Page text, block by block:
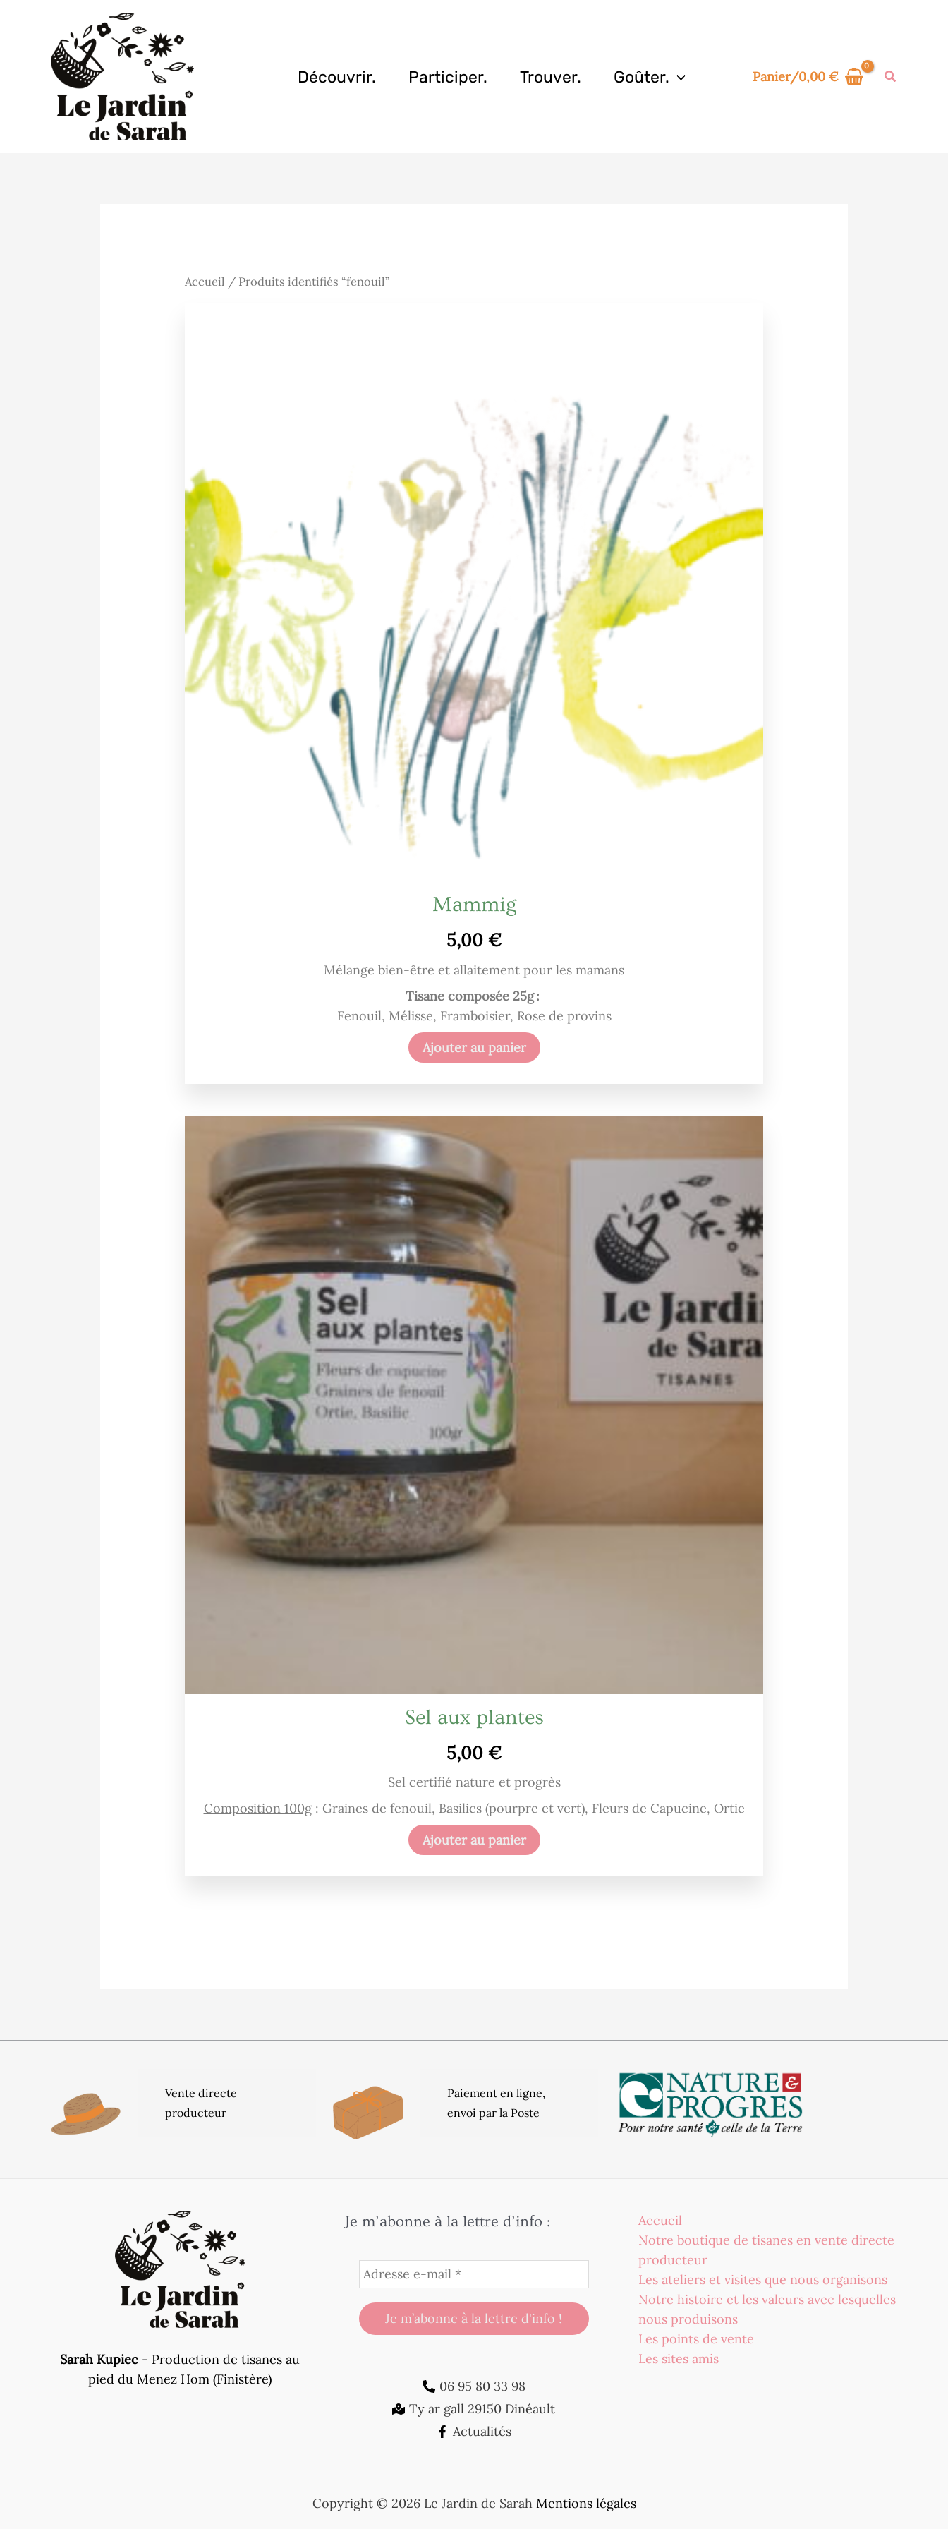
Découvrir. Participer. Trouver. Goûter. Panier/0,00 €
Accueil / Produits identifiés “fenouil”
Mammig
5,00 €
Mélange bien-être et allaitement pour les mamans
Tisane composée 25g :
Fenouil, Mélisse, Framboisier, Rose de provins
Ajouter au panier
Sel aux plantes
5,00 €
Sel certifié nature et progrès
Composition 100g: Graines de fenouil, Basilics (pourpre et vert), Fleurs de Capucine, Ortie
Ajouter au panier
Vente directe
producteur
Paiement en ligne,
envoi par la Poste
Sarah Kupiec - Production de tisanes au
pied du Menez Hom (Finistère)
Je m’abonne à la lettre d’info :
06 95 80 33 98
Ty ar gall 29150 Dinéault
Actualités
Accueil
Notre boutique de tisanes en vente directe
producteur
Les ateliers et visites que nous organisons
Notre histoire et les valeurs avec lesquelles
nous produisons
Les points de vente
Les sites amis
Copyright © 2026 Le Jardin de Sarah Mentions légales